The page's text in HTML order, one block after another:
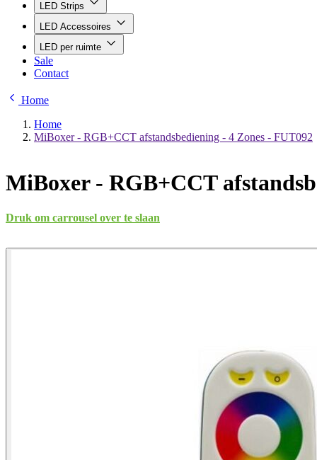
LED Strips
LED Accessoires
LED per ruimte
Sale
Contact
Home
Home
MiBoxer - RGB+CCT afstandsbediening - 4 Zones - FUT092
MiBoxer - RGB+CCT
Druk om carrousel over te slaan